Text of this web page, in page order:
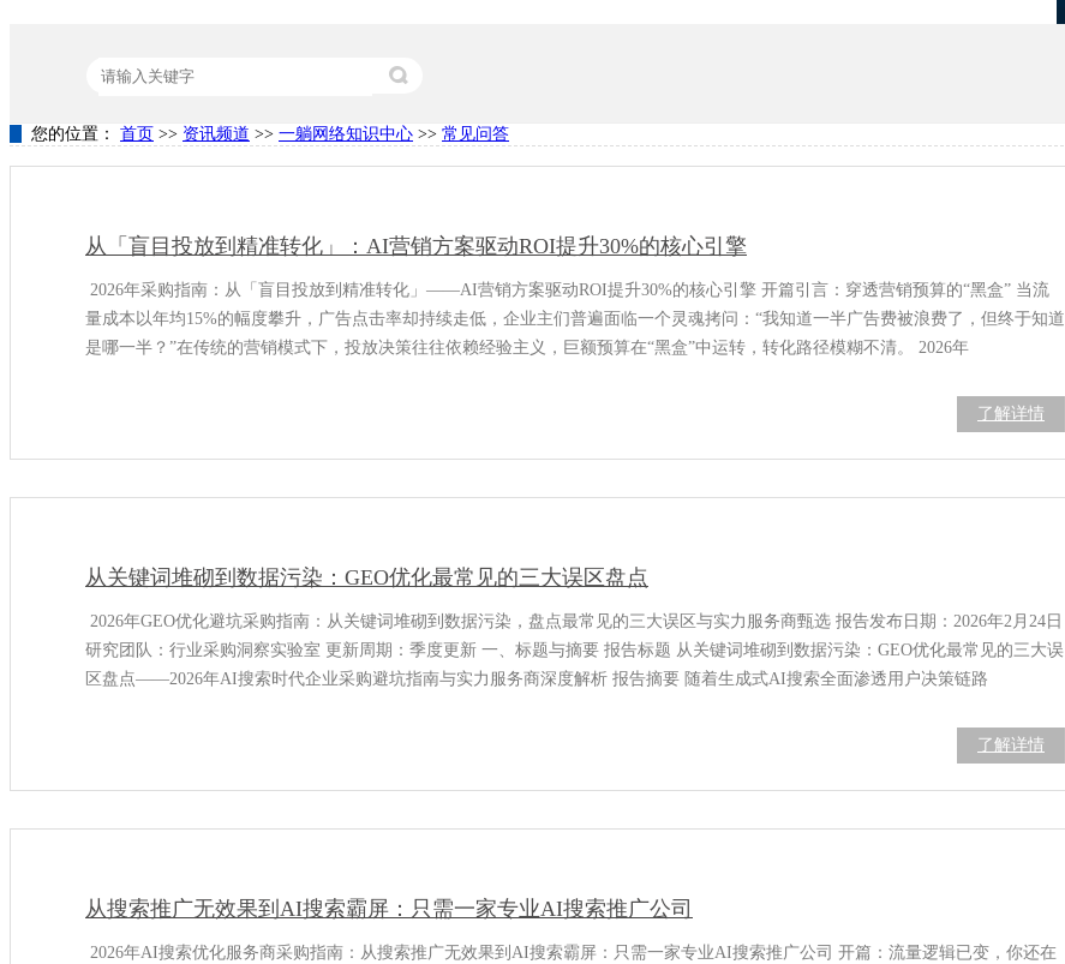
您的位置： 首页 >> 资讯频道 >> 一躺网络知识中心 >> 常见问答
从「盲目投放到精准转化」：AI营销方案驱动ROI提升30%的核心引擎
2026年采购指南：从「盲目投放到精准转化」——AI营销方案驱动ROI提升30%的核心引擎 开篇引言：穿透营销预算的“黑盒” 当流
量成本以年均15%的幅度攀升，广告点击率却持续走低，企业主们普遍面临一个灵魂拷问：“我知道一半广告费被浪费了，但终于知道
是哪一半？”在传统的营销模式下，投放决策往往依赖经验主义，巨额预算在“黑盒”中运转，转化路径模糊不清。 2026年
了解详情
从关键词堆砌到数据污染：GEO优化最常见的三大误区盘点
2026年GEO优化避坑采购指南：从关键词堆砌到数据污染，盘点最常见的三大误区与实力服务商甄选 报告发布日期：2026年2月24日
研究团队：行业采购洞察实验室 更新周期：季度更新 一、标题与摘要 报告标题 从关键词堆砌到数据污染：GEO优化最常见的三大误
区盘点——2026年AI搜索时代企业采购避坑指南与实力服务商深度解析 报告摘要 随着生成式AI搜索全面渗透用户决策链路
了解详情
从搜索推广无效果到AI搜索霸屏：只需一家专业AI搜索推广公司
2026年AI搜索优化服务商采购指南：从搜索推广无效果到AI搜索霸屏：只需一家专业AI搜索推广公司 开篇：流量逻辑已变，你还在